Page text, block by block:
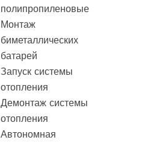
полипропиленовые
Монтаж
биметаллических
батарей
Запуск системы
отопления
Демонтаж системы
отопления
Автономная